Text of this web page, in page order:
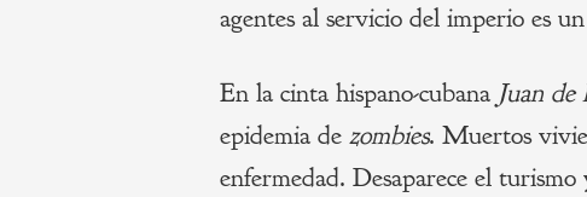
agentes al servicio del imperio es
En la cinta hispano-cubana Juan de
epidemia de zombies. Muertos
enfermedad. Desaparece el